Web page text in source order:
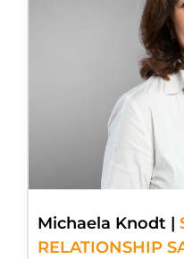
Michaela Knodt |
RELATIONSHIP